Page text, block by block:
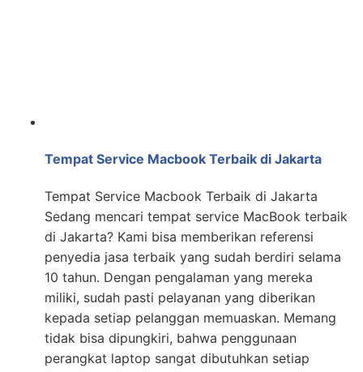
Tempat Service Macbook Terbaik di Jakarta
Tempat Service Macbook Terbaik di Jakarta
Sedang mencari tempat service MacBook terbaik
di Jakarta? Kami bisa memberikan referensi
penyedia jasa terbaik yang sudah berdiri selama
10 tahun. Dengan pengalaman yang mereka
miliki, sudah pasti pelayanan yang diberikan
kepada setiap pelanggan memuaskan. Memang
tidak bisa dipungkiri, bahwa penggunaan
perangkat laptop sangat dibutuhkan setiap